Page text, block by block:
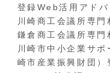
登録Web活用アドバ
川崎商工会議所専門
鎌倉商工会議所専門
川崎市中小企業サポ
崎市産業振興財団）